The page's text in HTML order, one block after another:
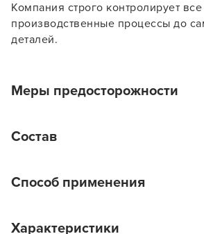
Компания строго контролирует все
производственные процессы до
деталей.
Меры предосторожности
случае обильно промойте их водой
Состав
защита
Способ применения
Chameleon предназначена только
Характеристики